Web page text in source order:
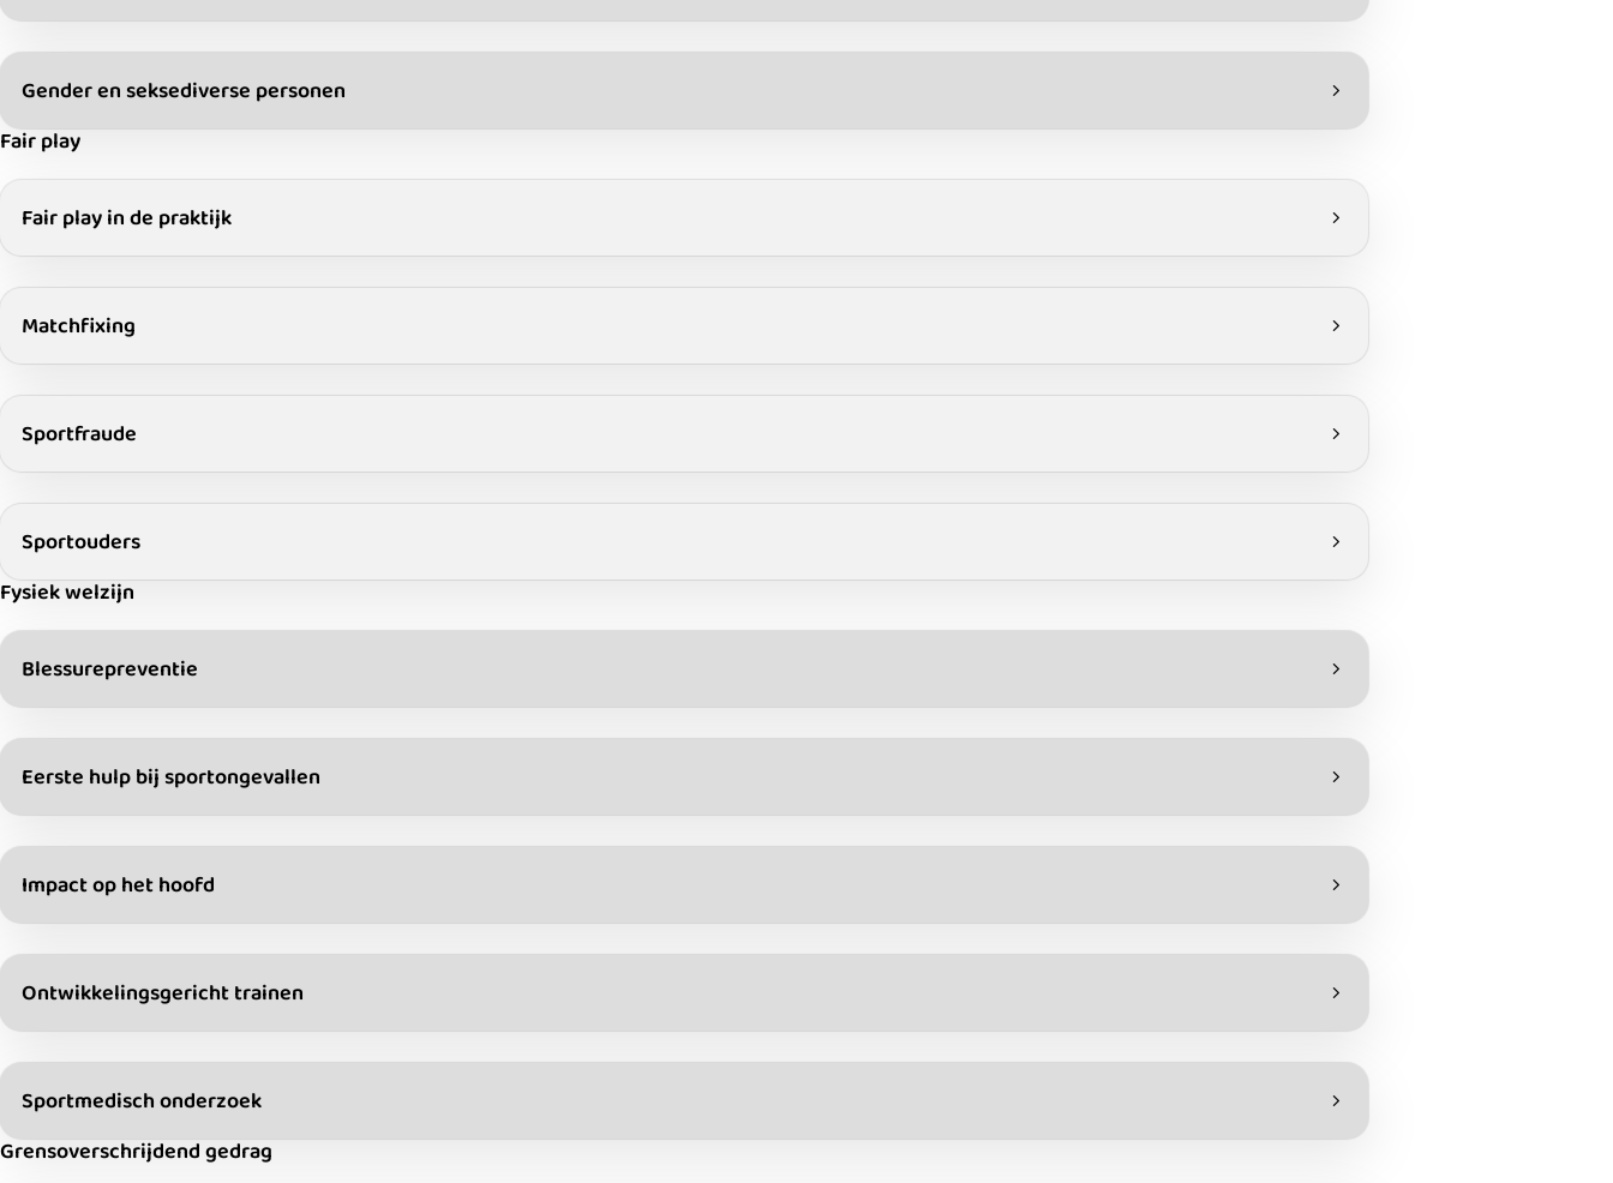
Gender en seksediverse personen
Fair play
Fair play in de praktijk
Matchfixing
Sportfraude
Sportouders
Fysiek welzijn
Blessurepreventie
Eerste hulp bij sportongevallen
Impact op het hoofd
Ontwikkelingsgericht trainen
Sportmedisch onderzoek
Grensoverschrijdend gedrag